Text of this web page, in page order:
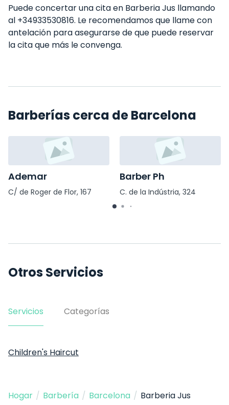
Puede concertar una cita en Barberia Jus llamando
al +34933530816. Le recomendamos que llame con
antelación para asegurarse de que puede reservar
la cita que más le convenga.
Barberías cerca de Barcelona
Ademar
C/ de Roger de Flor, 167
Barber Ph
C. de la Indústria, 324
Otros Servicios
Servicios Categorías
Children's Haircut
Hogar / Barbería / Barcelona / Barberia Jus